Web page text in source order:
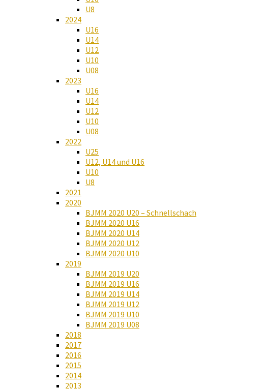
U8
2024
U16
U14
U12
U10
U08
2023
U16
U14
U12
U10
U08
2022
U25
U12, U14 und U16
U10
U8
2021
2020
BJMM 2020 U20 – Schnellschach
BJMM 2020 U16
BJMM 2020 U14
BJMM 2020 U12
BJMM 2020 U10
2019
BJMM 2019 U20
BJMM 2019 U16
BJMM 2019 U14
BJMM 2019 U12
BJMM 2019 U10
BJMM 2019 U08
2018
2017
2016
2015
2014
2013